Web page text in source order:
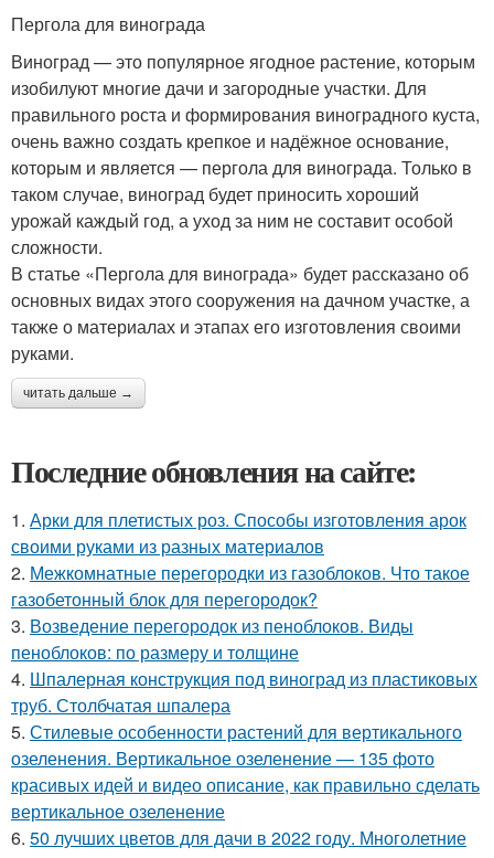
Пергола для винограда
Виноград — это популярное ягодное растение, которым
изобилуют многие дачи и загородные участки. Для
правильного роста и формирования виноградного куста,
очень важно создать крепкое и надёжное основание,
которым и является — пергола для винограда. Только в
таком случае, виноград будет приносить хороший
урожай каждый год, а уход за ним не составит особой
сложности.
В статье «Пергола для винограда» будет рассказано об
основных видах этого сооружения на дачном участке, а
также о материалах и этапах его изготовления своими
руками.
читать дальше →
Последние обновления на сайте:
1. Арки для плетистых роз. Способы изготовления арок
своими руками из разных материалов
2. Межкомнатные перегородки из газоблоков. Что такое
газобетонный блок для перегородок?
3. Возведение перегородок из пеноблоков. Виды
пеноблоков: по размеру и толщине
4. Шпалерная конструкция под виноград из пластиковых
труб. Столбчатая шпалера
5. Стилевые особенности растений для вертикального
озеленения. Вертикальное озеленение — 135 фото
красивых идей и видео описание, как правильно сделать
вертикальное озеленение
6. 50 лучших цветов для дачи в 2022 году. Многолетние